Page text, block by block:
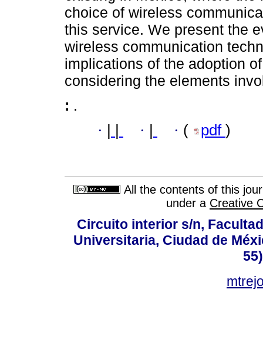
choice of wireless
this service. We present the
wireless communication
implications of the adoption
considering the elements
: .
· · · ( pdf )
All the contents of this
under a Creative
Circuito interior s/n,
Universitaria, Ciudad de